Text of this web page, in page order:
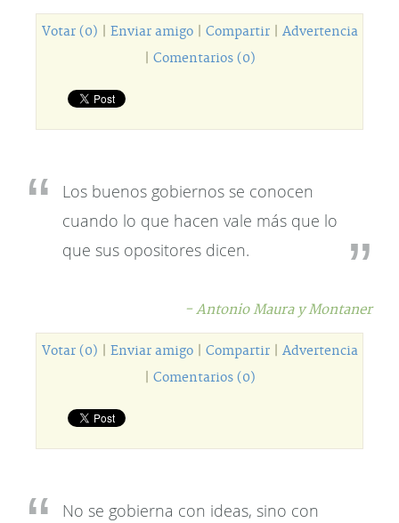
Votar (0) Enviar amigo| Compartir| Advertencia
Comentarios (0)
Los buenos gobiernos se conocen
cuando lo que hacen vale más que lo
que sus opositores dicen.
- Antonio Maura y Montaner
Votar (0) Enviar amigo| Compartir| Advertencia
Comentarios (0)
No se gobierna con ideas, sino con